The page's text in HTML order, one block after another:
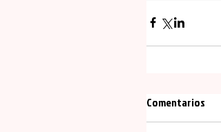
Comentarios